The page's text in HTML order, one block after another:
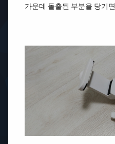
가운데 돌출된 부분을 당기면